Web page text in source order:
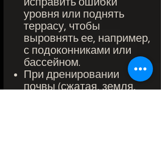
уровня или поднять
террасу, чтобы
выровнять ее, например,
с подоконниками или
бассейном.
При дренировании
почвы (сжатая, земля,